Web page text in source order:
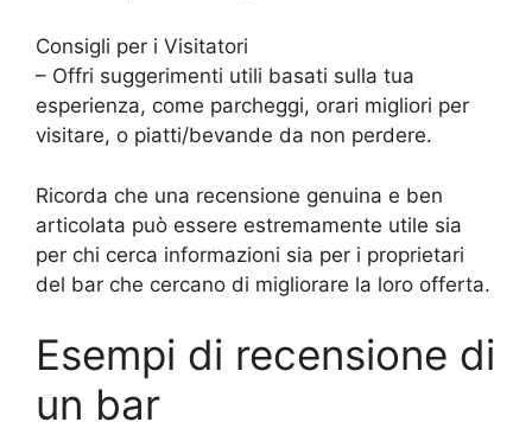
Consigli per i Visitatori
– Offri suggerimenti utili basati sulla tua
esperienza, come parcheggi, orari migliori per
visitare, o piatti/bevande da non perdere.
Ricorda che una recensione genuina e ben
articolata può essere estremamente utile sia
per chi cerca informazioni sia per i proprietari
del bar che cercano di migliorare la loro offerta.
Esempi di recensione di
un bar